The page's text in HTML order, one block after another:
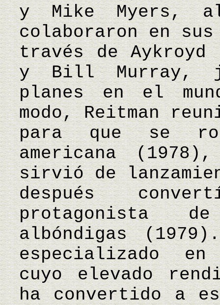
y Mike Myers,
colaboraron en
través de Aykroyd
y Bill Murray,
planes en el
modo, Reitman
para que se
americana
sirvió de
después
protagonista
albóndigas
especializado en
cuyo elevado
ha convertido a